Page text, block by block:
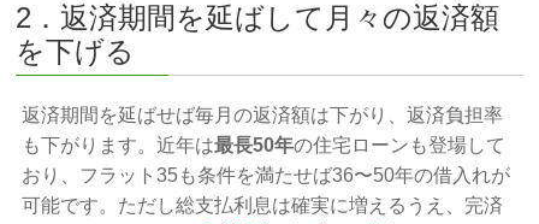
2．返済期間を延ばして月々の返済額
を下げる
返済期間を延ばせば毎月の返済額は下がり、返済負担率
も下がります。近年は最長50年の住宅ローンも登場して
おり、フラット35も条件を満たせば36〜50年の借入れが
可能です。ただし総支払利息は確実に増えるうえ、完済